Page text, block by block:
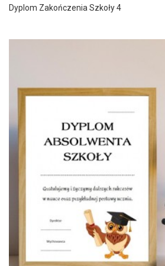
Dyplom Zakończenia Szkoły 4